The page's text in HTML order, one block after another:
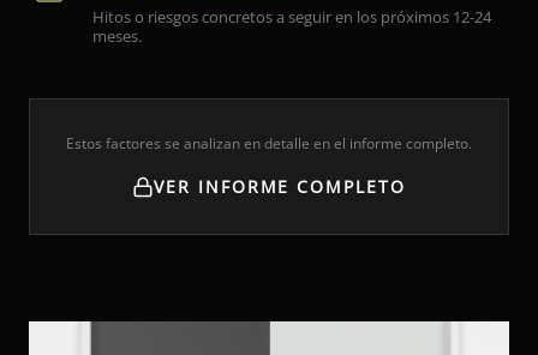
Hitos o riesgos concretos a seguir en los próximos 12-24
meses.
Estos factores se analizan en detalle en el informe completo.
VER INFORME COMPLETO